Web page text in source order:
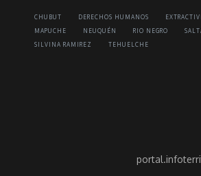
CHUBUT DERECHOS HUMANOS
MAPUCHE
NEUQUÉN RIO NEGRO
SILVINA RAMIREZ
TEHUELCHE